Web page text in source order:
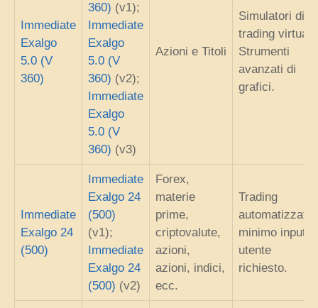
Immediate
Exalgo
5.0 (V
360)
360) (v1);
Immediate
Exalgo
5.0 (V
360) (v2);
Immediate
Exalgo
5.0 (V
360) (v3)
Azioni e Titoli
Simulatori di
trading virtuali;
Strumenti
avanzati di
grafici.
Immediate
Exalgo 24
(500)
Immediate
Exalgo 24
(500)
(v1);
Immediate
Exalgo 24
(500) (v2)
Forex,
materie
prime,
criptovalute,
azioni,
azioni, indici,
ecc.
Trading
automatizzato;
minimo input
utente
richiesto.